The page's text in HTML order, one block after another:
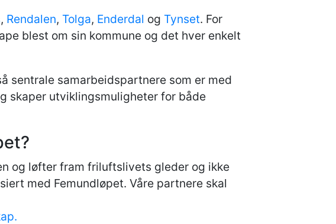
, Rendalen, Tolga, Enderdal og Tynset. For
blest om sin kommune og det hver enkelt
sentrale samarbeidspartnere som er med
skaper utviklingsmuligheter for både
og løfter fram friluftslivets gleder og ikke
med Femundløpet. Våre partnere skal